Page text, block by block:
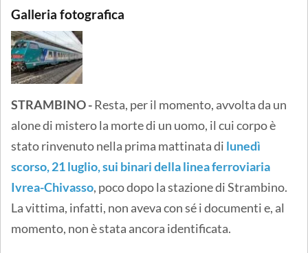
Galleria fotografica
STRAMBINO -Resta, per il momento, avvolta da un
alone di mistero la morte di un uomo, il cui corpo è
stato rinvenuto nella prima mattinata di lunedì
scorso, 21 luglio, sui binari della linea ferroviaria
Ivrea-Chivasso, poco dopo la stazione di Strambino.
La vittima, infatti, non aveva con sé i documenti e, al
momento, non è stata ancora identificata.